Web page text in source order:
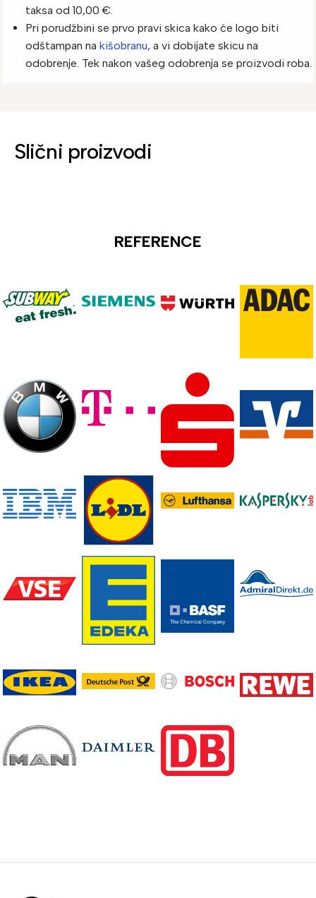
taksa od 10,00 €.
Pri porudžbini se prvo pravi skica kako će logo biti
odštampan na kišobranu, a vi dobijate skicu na
odobrenje. Tek nakon vašeg odobrenja se proizvodi roba.
Slični proizvodi
REFERENCE